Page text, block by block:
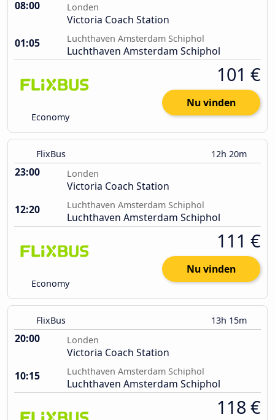
08:00 Londen
Victoria Coach Station
01:05
Luchthaven Amsterdam Schiphol
Luchthaven Amsterdam Schiphol
Economy
101 €
Nu vinden
FlixBus 12h 20m
23:00 Londen
Victoria Coach Station
12:20
Luchthaven Amsterdam Schiphol
Luchthaven Amsterdam Schiphol
Economy
111 €
Nu vinden
FlixBus 13h 15m
20:00 Londen
Victoria Coach Station
10:15
Luchthaven Amsterdam Schiphol
Luchthaven Amsterdam Schiphol
118 €